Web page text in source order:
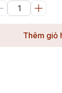
Thêm giỏ